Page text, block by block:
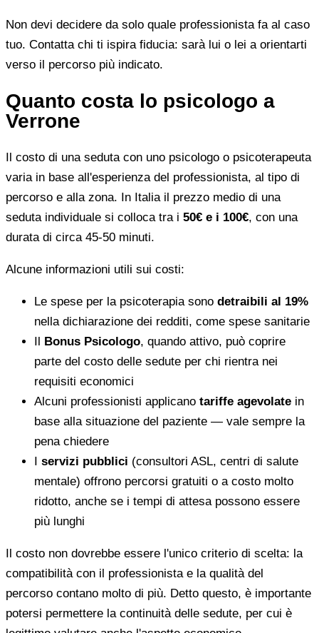
Non devi decidere da solo quale professionista fa al caso
tuo. Contatta chi ti ispira fiducia: sarà lui o lei a orientarti
verso il percorso più indicato.
Quanto costa lo psicologo a
Verrone
Il costo di una seduta con uno psicologo o psicoterapeuta
varia in base all'esperienza del professionista, al tipo di
percorso e alla zona. In Italia il prezzo medio di una
seduta individuale si colloca tra i 50€ e i 100€, con una
durata di circa 45-50 minuti.
Alcune informazioni utili sui costi:
Le spese per la psicoterapia sono detraibili al 19%
nella dichiarazione dei redditi, come spese sanitarie
Il Bonus Psicologo, quando attivo, può coprire
parte del costo delle sedute per chi rientra nei
requisiti economici
Alcuni professionisti applicano tariffe agevolate in
base alla situazione del paziente — vale sempre la
pena chiedere
I servizi pubblici (consultori ASL, centri di salute
mentale) offrono percorsi gratuiti o a costo molto
ridotto, anche se i tempi di attesa possono essere
più lunghi
Il costo non dovrebbe essere l'unico criterio di scelta: la
compatibilità con il professionista e la qualità del
percorso contano molto di più. Detto questo, è importante
potersi permettere la continuità delle sedute, per cui è